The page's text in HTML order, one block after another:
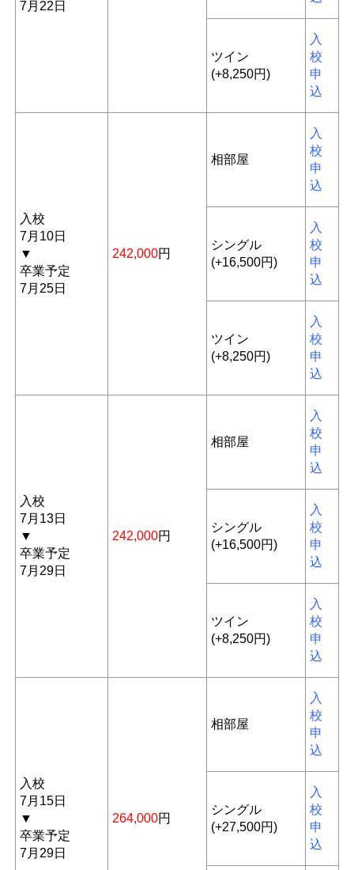
7月22日
ツイン
(+8,250円)
入
校
申
込
入校
7月10日
▼
卒業予定
7月25日
242,000円
相部屋
入
校
申
込
シングル
(+16,500円)
入
校
申
込
ツイン
(+8,250円)
入
校
申
込
入校
7月13日
▼
卒業予定
7月29日
242,000円
相部屋
入
校
申
込
シングル
(+16,500円)
入
校
申
込
ツイン
(+8,250円)
入
校
申
込
入校
7月15日
▼
卒業予定
7月29日
264,000円
相部屋
入
校
申
込
シングル
(+27,500円)
入
校
申
込